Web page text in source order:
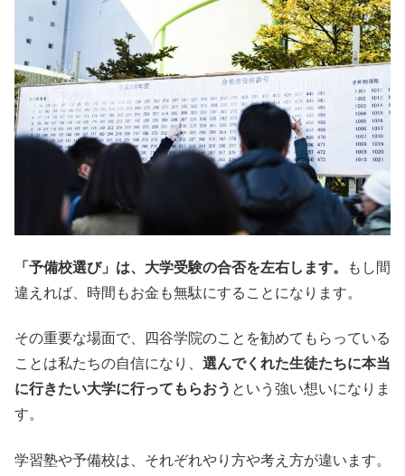
「予備校選び」は、大学受験の合否を左右します。
もし間
違えれば、時間もお金も無駄にすることになります。
その重要な場面で、四谷学院のことを勧めてもらっている
ことは私たちの自信になり、 選んでくれた生徒たちに本当
に行きたい大学に行ってもらおう という強い想いになりま
す。
学習塾や予備校は、それぞれやり方や考え方が違います。